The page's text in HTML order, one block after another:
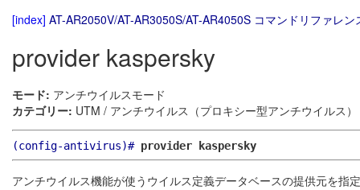
[index] AT-AR2050V/AT-AR3050S/AT-AR4050S コマンドリファレン
provider kaspersky
モード: アンチウイルスモード
カテゴリー: UTM / アンチウイルス（プロキシー型アンチウイルス）
(config-antivirus)# provider kaspersky
アンチウイルス機能が使うウイルス定義データベースの提供元を指